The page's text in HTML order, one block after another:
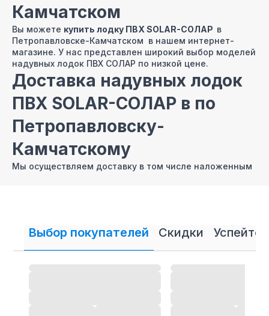
Камчатском
Вы можете купить лодку ПВХ SOLAR-СОЛАР в
Петропавловске-Камчатском в нашем интернет-
магазине. У нас представлен широкий выбор моделей
надувных лодок ПВХ СОЛАР по низкой цене.
Доставка надувных лодок
ПВХ SOLAR-СОЛАР в по
Петропавловску-
Камчатскому
Мы осуществляем доставку в том числе наложенным
в Петропавловске-
Камчатском в кредит и
рассрочку
В нашем интернет магазине осуществляется
лодок ПВХ
СОЛАР в кредит и рассрочку.
Выбор покупателей Скидки Успейте